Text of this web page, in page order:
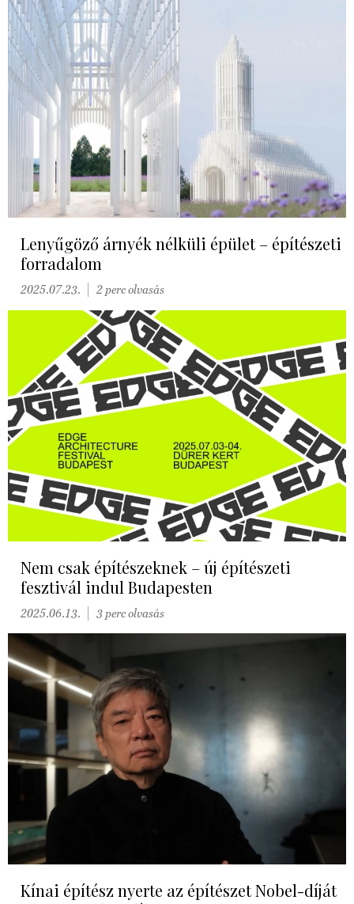
Lenyűgöző árnyék nélküli épület – építészeti
forradalom
2025.07.23. 2 perc olvasás
Nem csak építészeknek – új építészeti
fesztivál indul Budapesten
2025.06.13. 3 perc olvasás
Kínai építész nyerte az építészet Nobel-díját